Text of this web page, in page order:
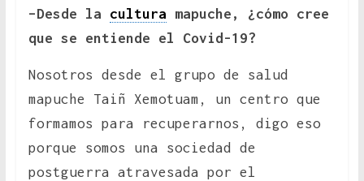
–Desde la cultura mapuche, ¿cómo cree
que se entiende el Covid-19?
Nosotros desde el grupo de salud
mapuche Taiñ Xemotuam, un centro que
formamos para recuperarnos, digo eso
porque somos una sociedad de
postguerra atravesada por el